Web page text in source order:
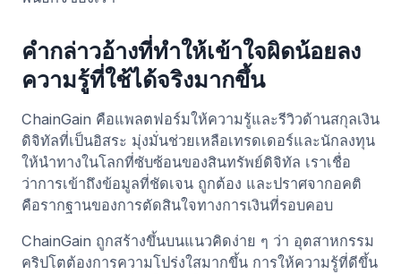
คำกล่าวอ้างที่ทำให้เข้าใจผิดน้อยลง
ความรู้ที่ใช้ได้จริงมากขึ้น
ChainGain คือแพลตฟอร์มให้ความรู้และรีวิวด้านสกุลเงิน
ดิจิทัลที่เป็นอิสระ มุ่งมั่นช่วยเหลือเทรดเดอร์และนักลงทุน
ให้นำทางในโลกที่ซับซ้อนของสินทรัพย์ดิจิทัล เราเชื่อ
ว่าการเข้าถึงข้อมูลที่ชัดเจน ถูกต้อง และปราศจากอคติ
คือรากฐานของการตัดสินใจทางการเงินที่รอบคอบ
ChainGain ถูกสร้างขึ้นบนแนวคิดง่าย ๆ ว่า อุตสาหกรรม
คริปโตต้องการความโปร่งใสมากขึ้น การให้ความรู้ที่ดีขึ้น